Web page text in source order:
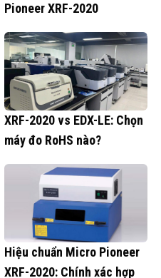
Pioneer XRF-2020
XRF-2020 vs EDX-LE: Chọn
máy đo RoHS nào?
Hiệu chuẩn Micro Pioneer
XRF-2020: Chính xác hợp